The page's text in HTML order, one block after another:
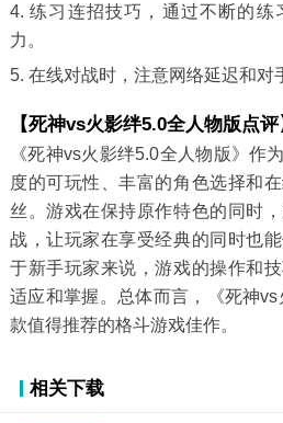
4. 练习连招技巧，通过不断的练
力。
5. 在线对战时，注意网络延迟和对
【死神vs火影绊5.0全人物版点评
《死神vs火影绊5.0全人物版》作
度的可玩性、丰富的角色选择和
丝。游戏在保持原作特色的同时
战，让玩家在享受经典的同时也
于新手玩家来说，游戏的操作和
适应和掌握。总体而言，《死神
款值得推荐的格斗游戏佳作。
相关下载